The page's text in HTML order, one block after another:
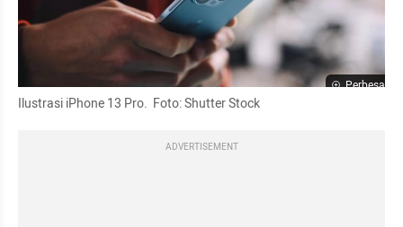
Perbesar
Ilustrasi iPhone 13 Pro.  Foto: Shutter Stock
ADVERTISEMENT